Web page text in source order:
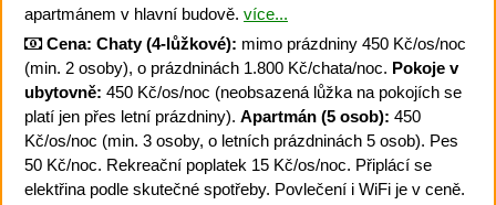
apartmánem v hlavní budově. více...
Cena: Chaty (4-lůžkové): mimo prázdniny 450 Kč/os/noc
(min. 2 osoby), o prázdninách 1.800 Kč/chata/noc. Pokoje v
ubytovně: 450 Kč/os/noc (neobsazená lůžka na pokojích se
platí jen přes letní prázdniny). Apartmán (5 osob): 450
Kč/os/noc (min. 3 osoby, o letních prázdninách 5 osob). Pes
50 Kč/noc. Rekreační poplatek 15 Kč/os/noc. Připlácí se
elektřina podle skutečné spotřeby. Povlečení i WiFi je v ceně.